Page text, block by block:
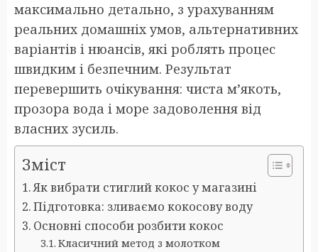
максимально детально, з урахуванням
реальних домашніх умов, альтернативних
варіантів і нюансів, які роблять процес
швидким і безпечним. Результат
перевершить очікування: чиста м’якоть,
прозора вода і море задоволення від
власних зусиль.
Зміст
Як вибрати стиглий кокос у магазині
Підготовка: зливаємо кокосову воду
Основні способи розбити кокос
Класичний метод з молотком